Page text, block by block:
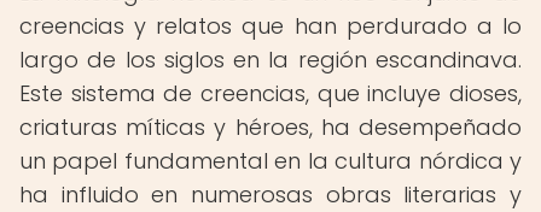
creencias y relatos que han perdurado a lo
largo de los siglos en la región escandinava.
Este sistema de creencias, que incluye dioses,
criaturas míticas y héroes, ha desempeñado
un papel fundamental en la cultura nórdica y
ha influido en numerosas obras literarias y